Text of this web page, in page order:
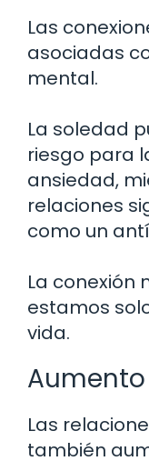
Las
asociadas
mental.
La soledad
riesgo para
ansiedad,
relaciones
como un
La conexión
estamos
vida.
Las
también